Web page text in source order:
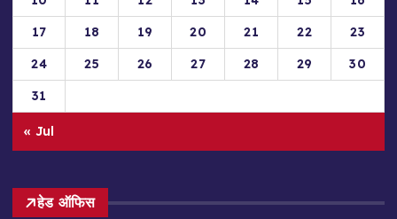
17
18 19 20 21 22
23
24
25 26 27 28 29
30
31
« Jul
हेड ऑफिस